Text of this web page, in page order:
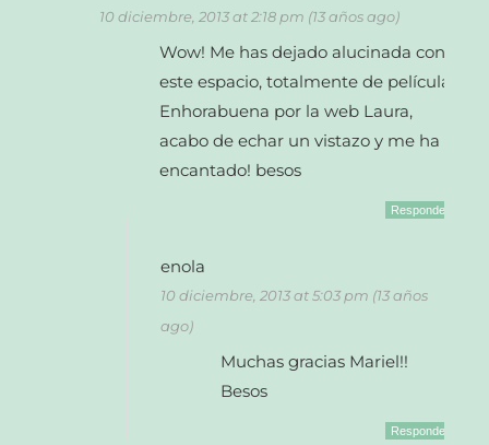
10 diciembre, 2013 at 2:18 pm (13 años ago)
Wow! Me has dejado alucinada con
este espacio, totalmente de película.
Enhorabuena por la web Laura,
acabo de echar un vistazo y me ha
encantado! besos
Responder
enola
10 diciembre, 2013 at 5:03 pm (13 años
ago)
Muchas gracias Mariel!!
Besos
Responder